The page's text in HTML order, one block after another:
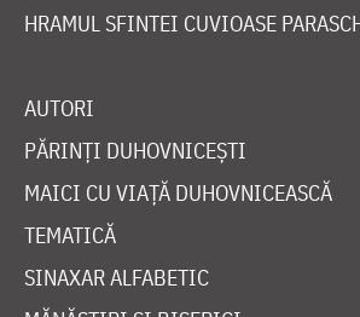
HRAMUL SFINTEI CUVIOASE
AUTORI
PĂRINȚI DUHOVNICEȘTI
MAICI CU VIAȚĂ DUHOVNICEASCĂ
TEMATICĂ
SINAXAR ALFABETIC